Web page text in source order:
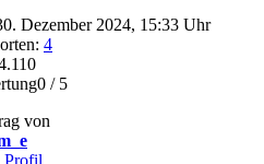
Dezember 2024, 15:33 Uhr
4
/ 5
von
Profil